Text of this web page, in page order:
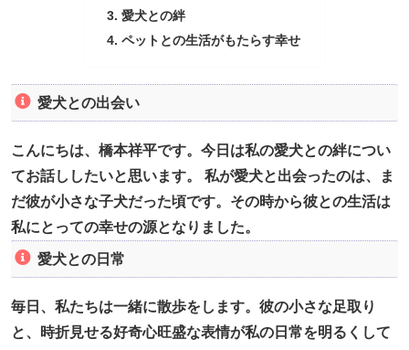
愛犬との絆
ペットとの生活がもたらす幸せ
愛犬との出会い
こんにちは、橋本祥平です。今日は私の愛犬との絆につい
てお話ししたいと思います。 私が愛犬と出会ったのは、ま
だ彼が小さな子犬だった頃です。その時から彼との生活は
私にとっての幸せの源となりました。
愛犬との日常
毎日、私たちは一緒に散歩をします。彼の小さな足取り
と、時折見せる好奇心旺盛な表情が私の日常を明るくして